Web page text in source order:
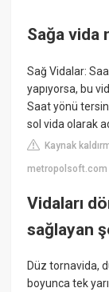
Sağa vida
Sağ Vidalar:
yapıyorsa, bu
Saat yönü
sol vida olarak
Kaynak
metropolsoft.com
Vidaları
sağlayan
Düz tornavida,
boyunca tek